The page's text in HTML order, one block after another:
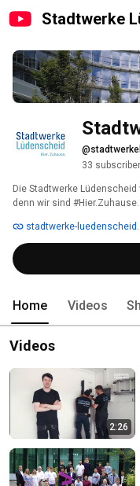
Stadtwerke
33
Die Stadtwerke
denn wir sind #Hier.Zuhause.
stadtwerke-
Home Videos
Videos
2:26